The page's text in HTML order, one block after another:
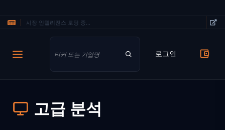
시장 인텔리전스 로딩 중...
로그인
고급 분석